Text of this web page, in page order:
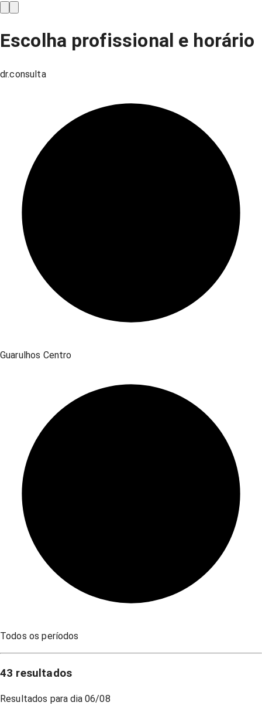
Escolha profissional e horário
dr.consulta
Guarulhos Centro
Todos os períodos
43 resultados
Resultados para dia 06/08